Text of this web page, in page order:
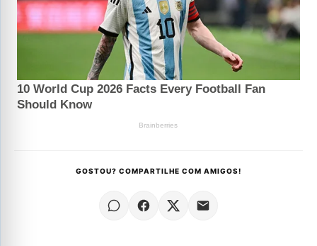
GOSTOU? COMPARTILHE COM AMIGOS!